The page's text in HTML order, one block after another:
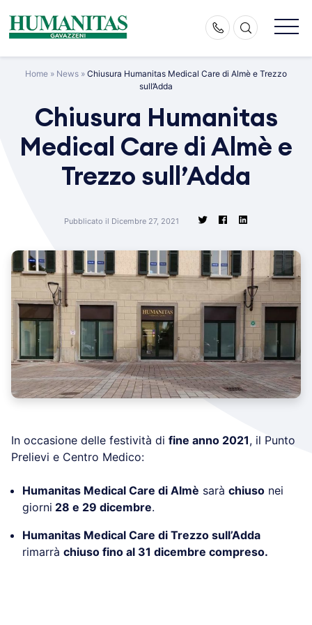
content
Home » News » Chiusura Humanitas Medical Care di Almè e Trezzo
sull’Adda
Chiusura Humanitas
Medical Care di Almè e
Trezzo sull’Adda
Pubblicato il Dicembre 27, 2021
In occasione delle festività di fine anno 2021, il Punto
Prelievi e Centro Medico:
Humanitas Medical Care di Almè sarà chiuso nei
giorni 28 e 29 dicembre.
Humanitas Medical Care di Trezzo sull’Adda
rimarrà chiuso fino al 31 dicembre compreso.